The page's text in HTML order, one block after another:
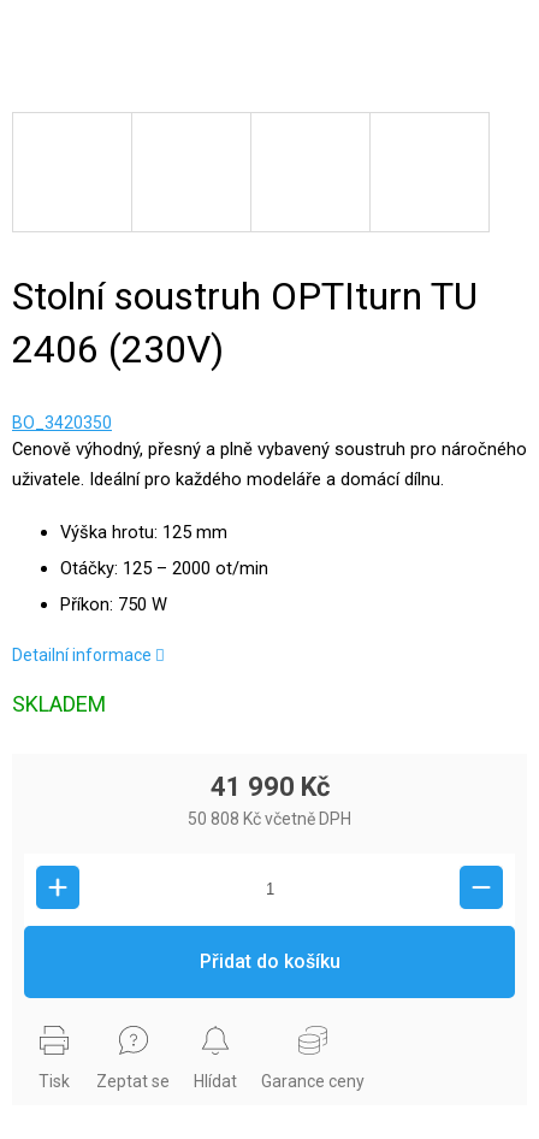
Stolní soustruh OPTIturn TU
2406 (230V)
BO_3420350
Cenově výhodný, přesný a plně vybavený soustruh pro náročného
uživatele. Ideální pro každého modeláře a domácí dílnu.
Výška hrotu: 125 mm
Otáčky: 125 – 2000 ot/min
Příkon: 750 W
Detailní informace
SKLADEM
41 990 Kč
50 808 Kč včetně DPH
Přidat do košíku
Tisk Zeptat se Hlídat Garance ceny